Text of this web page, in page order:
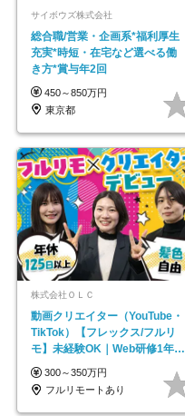
サイボウズ株式会社
総合職/営業・企画系*福利厚生
充実*時短・在宅など選べる働
き方*賞与年2回
450～850万円
東京都
株式会社ＯＬＣ
動画クリエイター（YouTube・
TikTok）【フレックス/フルリ
モ】未経験OK｜Web研修1年間
｜副業OK
300～350万円
フルリモートあり